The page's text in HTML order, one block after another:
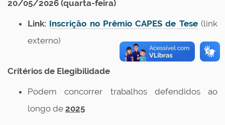
20/05/2026 (quarta-feira)
Link: Inscrição no Prêmio CAPES de Tese(link
externo)
Critérios de Elegibilidade
Podem concorrer trabalhos defendidos ao
longo de 2025